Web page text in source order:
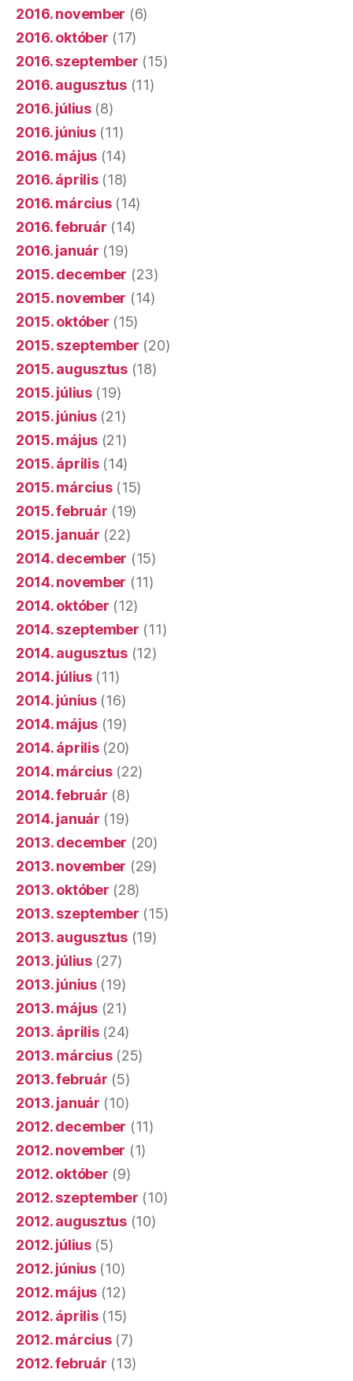
2016. november (6)
2016. október (17)
2016. szeptember (15)
2016. augusztus(11)
2016. július(8)
2016. június(11)
2016. május (14)
2016. április(18)
2016. március(14)
2016. február (14)
2016. január (19)
2015. december (23)
2015. november (14)
2015. október (15)
2015. szeptember (20)
2015. augusztus(18)
2015. július(19)
2015. június(21)
2015. május (21)
2015. április(14)
2015. március(15)
2015. február (19)
2015. január (22)
2014. december (15)
2014. november (11)
2014. október (12)
2014. szeptember (11)
2014. augusztus(12)
2014. július(11)
2014. június(16)
2014. május (19)
2014. április(20)
2014. március(22)
2014. február (8)
2014. január (19)
2013. december (20)
2013. november (29)
2013. október (28)
2013. szeptember (15)
2013. augusztus(19)
2013. július(27)
2013. június(19)
2013. május (21)
2013. április(24)
2013. március(25)
2013. február (5)
2013. január (10)
2012. december (11)
2012. november (1)
2012. október (9)
2012. szeptember (10)
2012. augusztus(10)
2012. július(5)
2012. június(10)
2012. május (12)
2012. április(15)
2012. március(7)
2012. február (13)